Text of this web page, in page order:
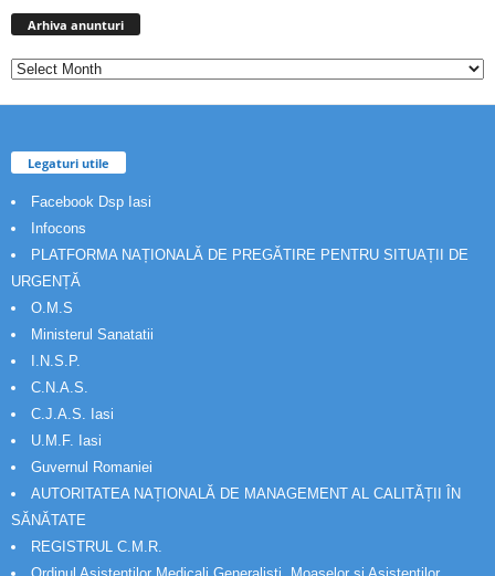
Arhiva anunturi
Legaturi utile
Facebook Dsp Iasi
Infocons
PLATFORMA NAȚIONALĂ DE PREGĂTIRE PENTRU SITUAȚII DE
URGENȚĂ
O.M.S
Ministerul Sanatatii
I.N.S.P.
C.N.A.S.
C.J.A.S. Iasi
U.M.F. Iasi
Guvernul Romaniei
AUTORITATEA NAȚIONALĂ DE MANAGEMENT AL CALITĂȚII ÎN
SĂNĂTATE
REGISTRUL C.M.R.